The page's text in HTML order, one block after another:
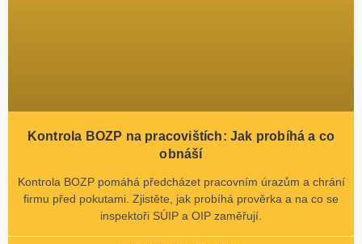
Kontrola BOZP na pracovištích: Jak probíhá a co
obnáší
Kontrola BOZP pomáhá předcházet pracovním úrazům a chrání
firmu před pokutami. Zjistěte, jak probíhá prověrka a na co se
inspektoři SÚIP a OIP zaměřují.